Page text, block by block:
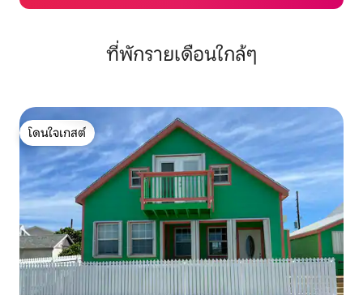
ที่พักรายเดือนใกล้ๆ
โดนใจเกสต์
โดนใจเกสต์